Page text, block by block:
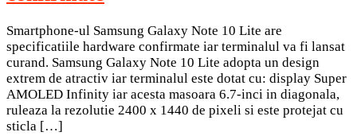
Smartphone-ul Samsung Galaxy Note 10 Lite are
specificatiile hardware confirmate iar terminalul va fi lansat
curand. Samsung Galaxy Note 10 Lite adopta un design
extrem de atractiv iar terminalul este dotat cu: display Super
AMOLED Infinity iar acesta masoara 6.7-inci in diagonala,
ruleaza la rezolutie 2400 x 1440 de pixeli si este protejat cu
sticla […]